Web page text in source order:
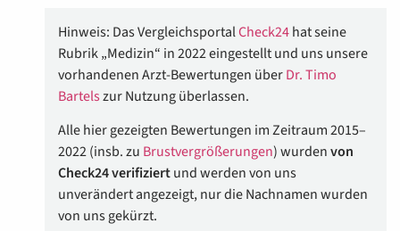
Hinweis: Das VergleichsportalCheck24hat seine
Rubrik „Medizin“ in 2022 eingestellt und uns unsere
vorhandenen Arzt-Bewertungen überDr. Timo
Bartelszur Nutzung überlassen.
Alle hier gezeigten Bewertungen im Zeitraum 2015–
2022 (insb. zu Brustvergrößerungen) wurdenvon
Check24 verifiziertund werden von uns
unverändert angezeigt, nur die Nachnamen wurden
von uns gekürzt.